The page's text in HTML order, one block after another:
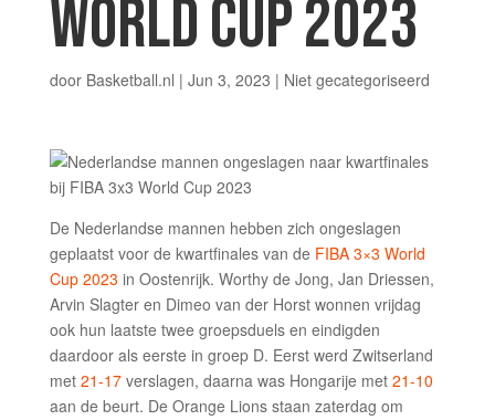
WORLD CUP 2023
door Basketball.nl | Jun 3, 2023 | Niet gecategoriseerd
De Nederlandse mannen hebben zich ongeslagen
geplaatst voor de kwartfinales van de FIBA 3×3 World
Cup 2023 in Oostenrijk. Worthy de Jong, Jan Driessen,
Arvin Slagter en Dimeo van der Horst wonnen vrijdag
ook hun laatste twee groepsduels en eindigden
daardoor als eerste in groep D. Eerst werd Zwitserland
met 21-17verslagen, daarna was Hongarije met 21-10
aan de beurt. De Orange Lions staan zaterdag om